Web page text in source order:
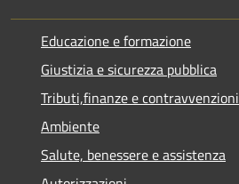
Educazione e formazione
Giustizia e sicurezza pubblica
Tributi,finanze e contravvenzioni
Ambiente
Salute, benessere e assistenza